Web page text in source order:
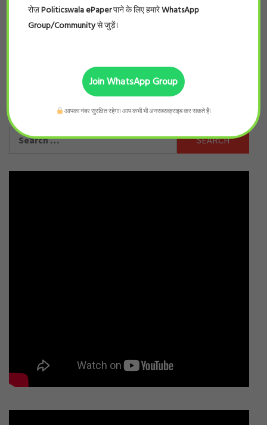
SAVE MY NAME, EMAIL, AND WEBSITE IN THIS
BROWSER FOR THE NEXT TIME I COMMENT.
Search
for:
रोज़Politicswala ePaperपाने के लिए हमारेWhatsApp
Group/Communityसे जुड़ें।
Join WhatsApp Group
आपका नंबर सुरक्षित रहेगा। आप कभी भी अनसब्सक्राइब कर सकते हैं।